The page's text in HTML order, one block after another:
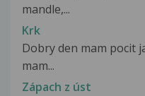
mandle,...
Krk
Dobry den mam pocit
mam...
Zápach z úst